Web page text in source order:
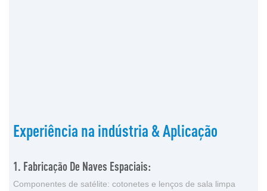
Experiência na indústria & Aplicação
1. Fabricação De Naves Espaciais:
Componentes de satélite: cotonetes e lenços de sala limpa